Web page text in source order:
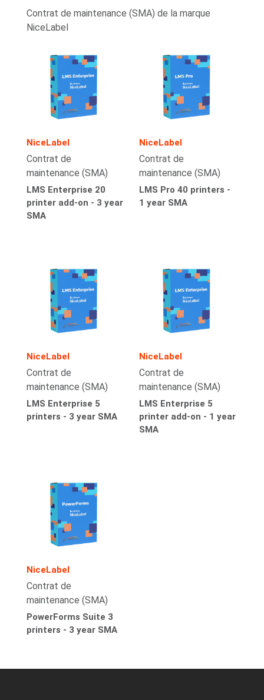
Contrat de maintenance (SMA) de la marque
NiceLabel
NiceLabel
Contrat de
maintenance (SMA)
LMS Enterprise 20
printer add-on - 3 year
SMA
NiceLabel
Contrat de
maintenance (SMA)
LMS Pro 40 printers -
1 year SMA
NiceLabel
Contrat de
maintenance (SMA)
LMS Enterprise 5
printers - 3 year SMA
NiceLabel
Contrat de
maintenance (SMA)
LMS Enterprise 5
printer add-on - 1 year
SMA
NiceLabel
Contrat de
maintenance (SMA)
PowerForms Suite 3
printers - 3 year SMA